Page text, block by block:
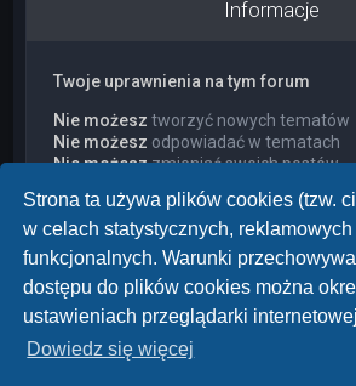
Strona ta używa plików cookies (tzw.
w celach statystycznych, reklamowych
funkcjonalnych. Warunki
dostępu do plików cookies można
ustawieniach przeglądarki
Dowiedz się więcej
Informacje
Twoje uprawnienia na tym forum
Nie możesz tworzyć nowych tematów
Nie możesz odpowiadać w tematach
Nie możeszzmieniać swoich postów
Nie możeszdodawać załączników